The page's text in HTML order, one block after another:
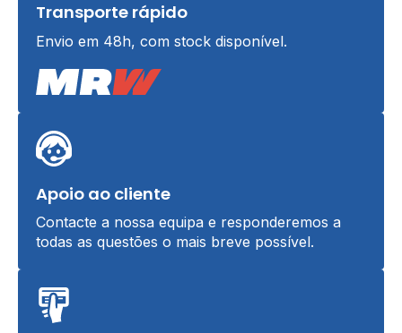
Transporte rápido
Envio em 48h, com stock disponível.
Apoio ao cliente
Contacte a nossa equipa e responderemos a
todas as questões o mais breve possível.